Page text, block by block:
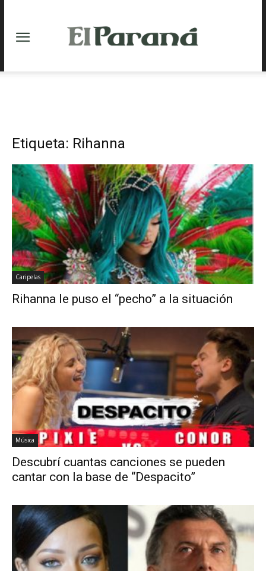
Etiqueta: Rihanna
Caripelas
Rihanna le puso el “pecho” a la situación
Música
Descubrí cuantas canciones se pueden
cantar con la base de “Despacito”